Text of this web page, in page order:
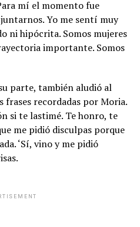
mí el momento fue
Yo me sentí muy
ni hipócrita. Somos mujeres
importante. Somos
parte, también aludió al
frases recordadas por Moria.
si te lastimé. Te honro, te
me pidió disculpas porque
‘Sí, vino y me pidió